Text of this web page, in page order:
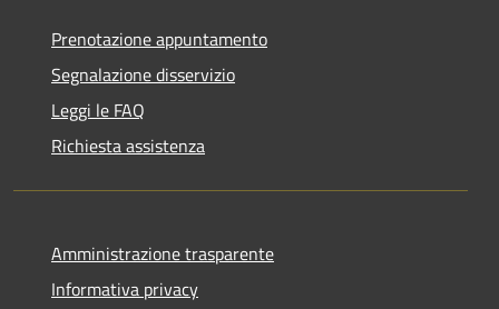
Prenotazione appuntamento
Segnalazione disservizio
Leggi le FAQ
Richiesta assistenza
Amministrazione trasparente
Informativa privacy